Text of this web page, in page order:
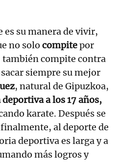
es su manera de vivir,
no solo compitepor
también compite contra
siempre su mejor
, natural de Gipuzkoa,
a los 17 años,
karate. Después se
al deporte de
deportiva es larga y a
más logros y